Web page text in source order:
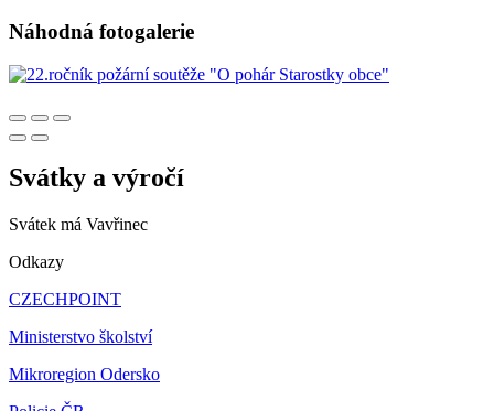
Náhodná fotogalerie
Svátky a výročí
Svátek má Vavřinec
Odkazy
CZECHPOINT
Ministerstvo školství
Mikroregion Odersko